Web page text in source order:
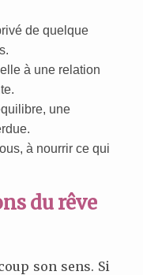
de quelque
à une relation
une
à nourrir ce qui
du rêve
son sens. Si